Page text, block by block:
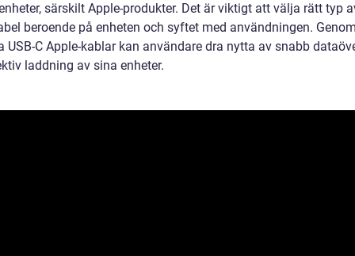
särskilt Apple-produkter. Det är viktigt att välja rätt typ
beroende på enheten och syftet med användningen.
USB-C Apple-kablar kan användare dra nytta av snabb
laddning av sina enheter.